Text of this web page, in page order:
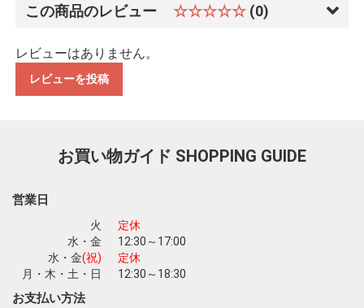
お買い物を続ける カートへ進む
この商品のレビュー ☆☆☆☆☆ (0)
レビューはありません。
レビューを投稿
お買い物ガイド SHOPPING GUIDE
営業日
火
定休
水・金
12:30～17:00
水・金(祝)
定休
月・木・土・日
12:30～18:30
お支払い方法